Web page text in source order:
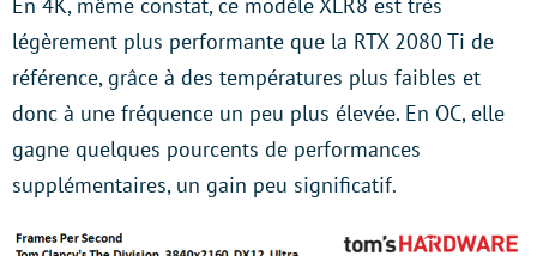
En 4K, même constat, ce modèle XLR8 est très
légèrement plus performante que la RTX 2080 Ti de
référence, grâce à des températures plus faibles et
donc à une fréquence un peu plus élevée. En OC, elle
gagne quelques pourcents de performances
supplémentaires, un gain peu significatif.